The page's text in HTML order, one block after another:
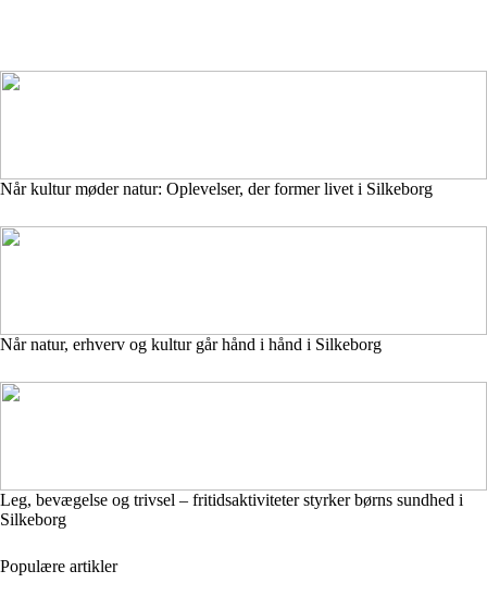
Når kultur møder natur: Oplevelser, der former livet i Silkeborg
Når natur, erhverv og kultur går hånd i hånd i Silkeborg
Leg, bevægelse og trivsel – fritidsaktiviteter styrker børns sundhed i
Silkeborg
Populære artikler